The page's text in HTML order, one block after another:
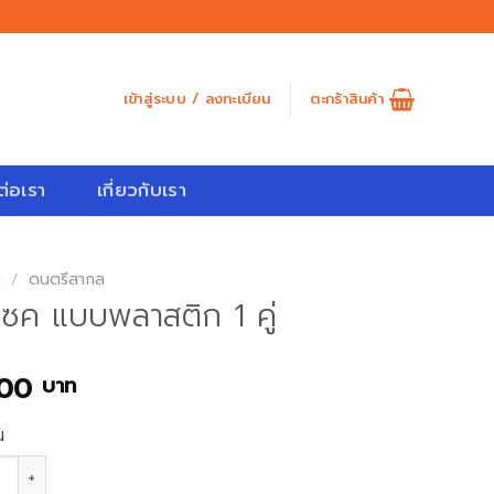
เข้าสู่ระบบ / ลงทะเบียน ตะกร้าสินค้า
เรา เกี่ยวกับเรา
/ ดนตรีสากล
ค แบบพลาสติก 1 คู่
บาท
ลูกแซค แบบพลาสติก 1 คู่ ชิ้น